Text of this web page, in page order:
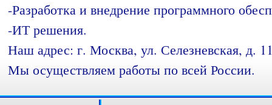
-Разработка и внедрение программного
-ИТ решения.
Наш адрес: г. Москва, ул. Селезневская, д.
Мы осуществляем работы по всей России.